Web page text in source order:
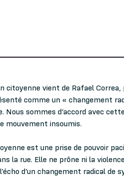
citoyenne vient de Rafael Correa,
comme un « changement
Nous sommes d’accord avec
mouvement insoumis.
est une prise de pouvoir
la rue. Elle ne prône ni la
d’un changement radical de